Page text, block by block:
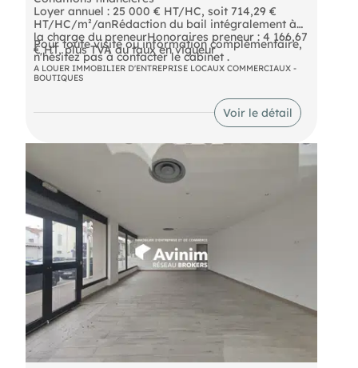
Loyer annuel : 25 000 € HT/HC, soit 714,29 €
HT/HC/m²/anRédaction du bail intégralement à
la charge du preneurHonoraires preneur : 4 166,67
€ HT, plus TVA au taux en vigueur
Pour toute visite ou information complémentaire,
n'hésitez pas à contacter le cabinet .
A LOUER IMMOBILIER D'ENTREPRISE LOCAUX COMMERCIAUX -
BOUTIQUES
Voir le détail